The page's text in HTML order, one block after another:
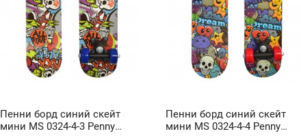
Пенни борд синий скейт
мини MS 0324-4-3 Penny
Пенни борд синий скейт
мини MS 0324-4-4 Penny